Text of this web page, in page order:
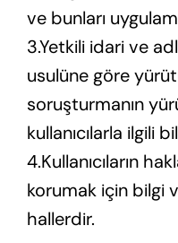
ve bunları
3.Yetkili idari ve
usulüne göre
soruşturmanın
kullanıcılarla ilgili
4.Kullanıcıların
korumak için bilgi
hallerdir.